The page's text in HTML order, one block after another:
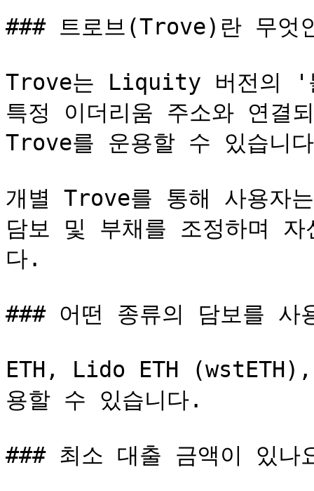
### 트로브(Trove)란 무엇
Trove는 Liquity 버전의 '
특정 이더리움 주소와 연결
Trove를 운용할 수 있습니
개별 Trove를 통해 사용자
담보 및 부채를 조정하며
다.
### 어떤 종류의 담보를 사
ETH, Lido ETH
용할 수 있습니다.
### 최소 대출 금액이 있나